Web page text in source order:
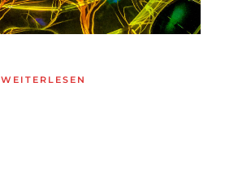
WEITERLESEN